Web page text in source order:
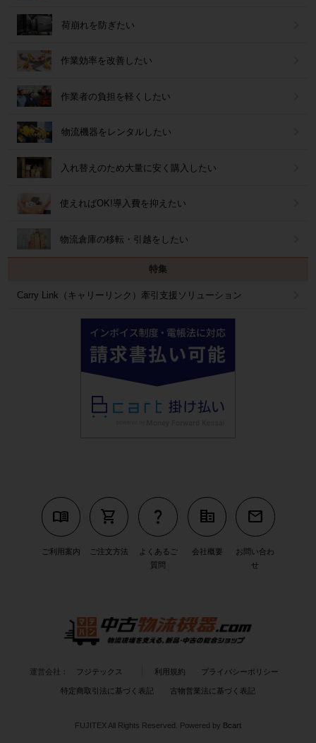
荷崩れを防ぎたい
作業効率を改善したい
作業者の負担を軽くしたい
物流機器をレンタルしたい
入れ替えのため大量に安く購入したい
使えればOK!導入費を抑えたい
物流倉庫の移転・引越をしたい
特集
Carry Link（キャリーリンク）牽引支援ソリューション
menu_book
ご利用案内
shopping_cart
ご注文方法
question_mark
よくあるご
質問
corporate_fare
会社概要
mail
お問い合わ
せ
運営会社： フジテックス 利用規約 プライバシーポリシー
特定商取引法に基づく表記 古物営業法に基づく表記
FUJITEX All Rights Reserved. Powered by Bcart